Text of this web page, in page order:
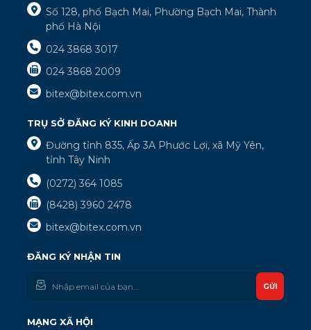
Số 128, phố Bạch Mai, Phường Bạch Mai, Thành
phố Hà Nội
024 3868 3017
024 3868 2009
bitex@bitex.com.vn
TRỤ SỞ ĐĂNG KÝ KINH DOANH
Đường tỉnh 835, Ấp 3A Phước Lợi, xã Mỹ Yên,
tỉnh Tây Ninh
(0272) 364 1085
(8428) 3960 2478
bitex@bitex.com.vn
ĐĂNG KÝ NHẬN TIN
GỬI
MẠNG XÃ HỘI